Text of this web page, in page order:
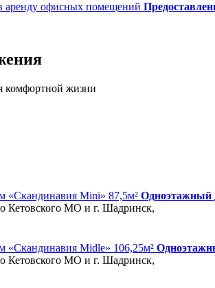
комфортной жизни
Одноэтажный
Кетовского МО и г. Шадринск,
Кетовского МО и г. Шадринск,